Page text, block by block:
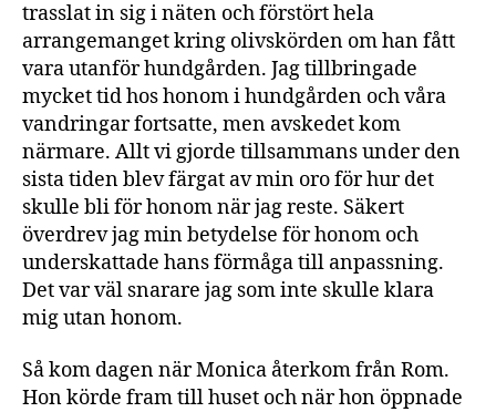
trasslat in sig i näten och förstört hela
arrangemanget kring olivskörden om han fått
vara utanför hundgården. Jag tillbringade
mycket tid hos honom i hundgården och våra
vandringar fortsatte, men avskedet kom
närmare. Allt vi gjorde tillsammans under den
sista tiden blev färgat av min oro för hur det
skulle bli för honom när jag reste. Säkert
överdrev jag min betydelse för honom och
underskattade hans förmåga till anpassning.
Det var väl snarare jag som inte skulle klara
mig utan honom.
Så kom dagen när Monica återkom från Rom.
Hon körde fram till huset och när hon öppnade